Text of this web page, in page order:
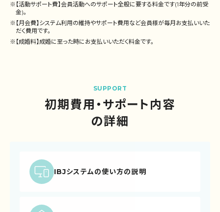
※【活動サポート費】会員活動へのサポート全般に要する料金です(1年分の前受
金)。
※【月会費】システム利⽤の維持やサポート費⽤など会員様が毎⽉お⽀払いいた
だく費⽤です。
※【成婚料】成婚に⾄った時にお⽀払いいただく料⾦です。
SUPPORT
初期費用・サポート内容
の詳細
IBJシステムの使い方の説明